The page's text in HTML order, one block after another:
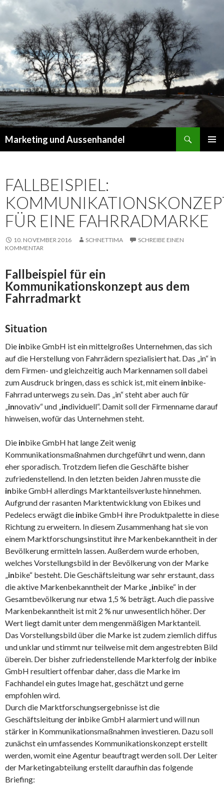
Marketing und Aussenhandel
FALLBEISPIEL:
FÜR EINE FAHRRADMARKE
10. NOVEMBER 2016 SCHNETTIMA
SCHREIBE EINEN
KOMMENTAR
Fallbeispiel für ein
Kommunikationskonzept aus dem
Fahrradmarkt
Situation
Die inbike GmbH ist ein mittelgroßes Unternehmen, das sich
auf die Herstellung von Fahrrädern spezialisiert hat. Das „in“ in
dem Firmen- und gleichzeitig auch Markennamen soll dabei
zum Ausdruck bringen, dass es schick ist, mit einem inbike-
Fahrrad unterwegs zu sein. Das „in“ steht aber auch für
„innovativ“ und „individuell“. Damit soll der Firmenname darauf
hinweisen, wofür das Unternehmen steht.
Die inbike GmbH hat lange Zeit wenig
Kommunikationsmaßnahmen durchgeführt und wenn, dann
eher sporadisch. Trotzdem liefen die Geschäfte bisher
zufriedenstellend. In den letzten beiden Jahren musste die
inbike GmbH allerdings Marktanteilsverluste hinnehmen.
Aufgrund der rasanten Marktentwicklung von Ebikes und
Pedelecs erwägt die inbike GmbH ihre Produktpalette in diese
Richtung zu erweitern. In diesem Zusammenhang hat sie von
einem Marktforschungsinstitut ihre Markenbekanntheit in der
Bevölkerung ermitteln lassen. Außerdem wurde erhoben,
welches Vorstellungsbild in der Bevölkerung von der Marke
„inbike“ besteht. Die Geschäftsleitung war sehr erstaunt, dass
die aktive Markenbekanntheit der Marke „inbike“ in der
Gesamtbevölkerung nur etwa 1,5 % beträgt. Auch die passive
Markenbekanntheit ist mit 2 % nur unwesentlich höher. Der
Wert liegt damit unter dem mengenmäßigen Marktanteil.
Das Vorstellungsbild über die Marke ist zudem ziemlich diffus
und unklar und stimmt nur teilweise mit dem angestrebten Bild
überein. Der bisher zufriedenstellende Markterfolg der inbike
GmbH resultiert offenbar daher, dass die Marke im
Fachhandel ein gutes Image hat, geschätzt und gerne
empfohlen wird.
Durch die Marktforschungsergebnisse ist die
Geschäftsleitung der inbike GmbH alarmiert und will nun
stärker in Kommunikationsmaßnahmen investieren. Dazu soll
zunächst ein umfassendes Kommunikationskonzept erstellt
werden, womit eine Agentur beauftragt werden soll. Der Leiter
der Marketingabteilung erstellt daraufhin das folgende
Briefing: